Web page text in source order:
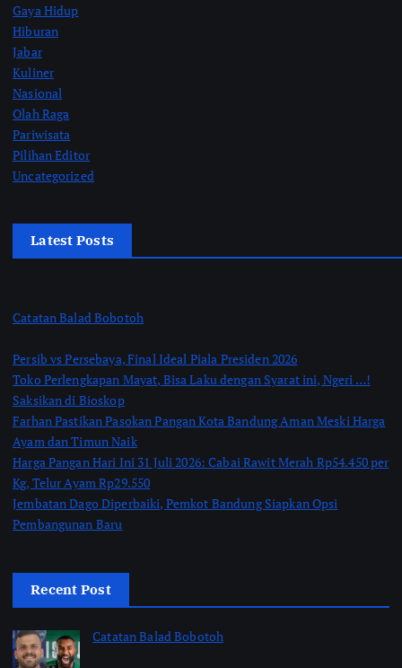
Gaya Hidup
Hiburan
Jabar
Kuliner
Nasional
Olah Raga
Pariwisata
Pilihan Editor
Uncategorized
Latest Posts
Catatan Balad Bobotoh
Persib vs Persebaya, Final Ideal Piala Presiden 2026
Toko Perlengkapan Mayat, Bisa Laku dengan Syarat ini, Ngeri …!
Saksikan di Bioskop
Farhan Pastikan Pasokan Pangan Kota Bandung Aman Meski Harga
Ayam dan Timun Naik
Harga Pangan Hari Ini 31 Juli 2026: Cabai Rawit Merah Rp54.450 per
Kg, Telur Ayam Rp29.550
Jembatan Dago Diperbaiki, Pemkot Bandung Siapkan Opsi
Pembangunan Baru
Recent Post
Catatan Balad Bobotoh